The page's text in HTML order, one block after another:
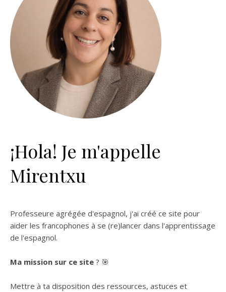
¡Hola! Je m'appelle
Mirentxu
Professeure agrégée d'espagnol, j'ai créé ce site pour
aider les francophones à se (re)lancer dans l'apprentissage
de l'espagnol.
Ma mission sur ce site ? 🎯
Mettre à ta disposition des ressources, astuces et